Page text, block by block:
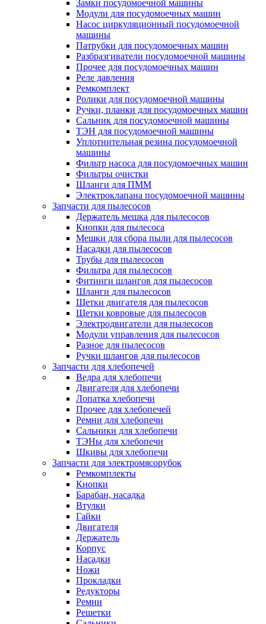
Замки посудомоечной машины
Модули для посудомоечных машин
Насос циркуляционный посудомоечной
машины
Патрубки для посудомоечных машин
Разбразгиватели посудомоечной машины
Прочее для посудомоечных машин
Реле давления
Ремкомплект
Ролики для посудомоечной машины
Ручки, планки для посудомоечных машин
Сальник для посудомоечной машины
ТЭН для посудомоечной машины
Уплотнительная резина посудомоечной
машины
Фильтр насоса для посудомоечных машин
Фильтры очистки
Шланги для ПММ
Электроклапана посудомоечной машины
Запчасти для пылесосов
Держатель мешка для пылесосов
Кнопки для пылесоса
Мешки для сбора пыли для пылесосов
Насадки для пылесосов
Трубы для пылесосов
Фильтра для пылесосов
Фитинги шлангов для пылесосов
Шланги для пылесосов
Щетки двигателя для пылесосов
Щетки ковровые для пылесосов
Электродвигатели для пылесосов
Модули управления для пылесосов
Разное для пылесосов
Ручки шлангов для пылесосов
Запчасти для хлебопечей
Ведра для хлебопечи
Двигателя для хлебопечи
Лопатка хлебопечи
Прочее для хлебопечей
Ремни для хлебопечи
Сальники для хлебопечи
ТЭНы для хлебопечи
Шкивы для хлебопечи
Запчасти для электромясорубок
Ремкомплекты
Кнопки
Барабан, насадка
Втулки
Гайки
Двигателя
Держатель
Корпус
Насадки
Ножи
Прокладки
Редукторы
Ремни
Решетки